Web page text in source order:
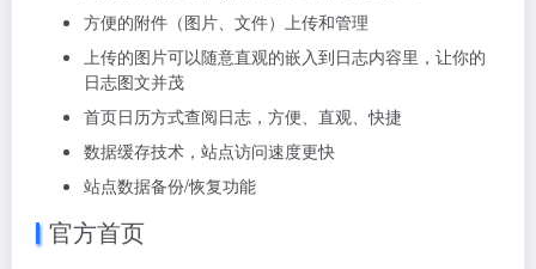
方便的附件（图片、文件）上传和管理
上传的图片可以随意直观的嵌入到日志内容里，让你的
日志图文并茂
首页日历方式查阅日志，方便、直观、快捷
数据缓存技术，站点访问速度更快
站点数据备份/恢复功能
官方首页